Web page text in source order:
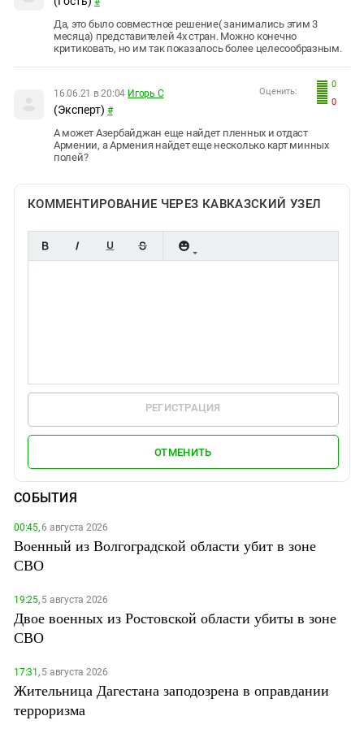
Да, это было совместное решение( занимались этим 3
месяца) представителей 4х стран. Можно конечно
критиковать, но им так показалось более целесообразным.
0
0
Оценить:
16.06.21 в 20:04 Игорь С
(Эксперт) #
А может Азербайджан еще найдет пленных и отдаст
Армении, а Армения найдет еще несколько карт минных
полей?
КОММЕНТИРОВАНИЕ ЧЕРЕЗ КАВКАЗСКИЙ УЗЕЛ
РЕГИСТРАЦИЯ
ОТМЕНИТЬ
СОБЫТИЯ
00:45,6 августа 2026
Военный из Волгоградской области убит в зоне
СВО
19:25,5 августа 2026
Двое военных из Ростовской области убиты в зоне
СВО
17:31,5 августа 2026
Жительница Дагестана заподозрена в оправдании
терроризма